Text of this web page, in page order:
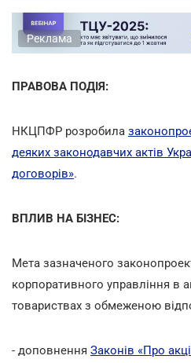
Реклама
ПРАВОВА ПОДІЯ:
НКЦПФР розробила
деяких законодавчих актів
договорів».
ВПЛИВ НА БІЗНЕС:
Мета зазначеного
корпоративного управління в
товариствах з обмеженою
- доповнення Законів «Про